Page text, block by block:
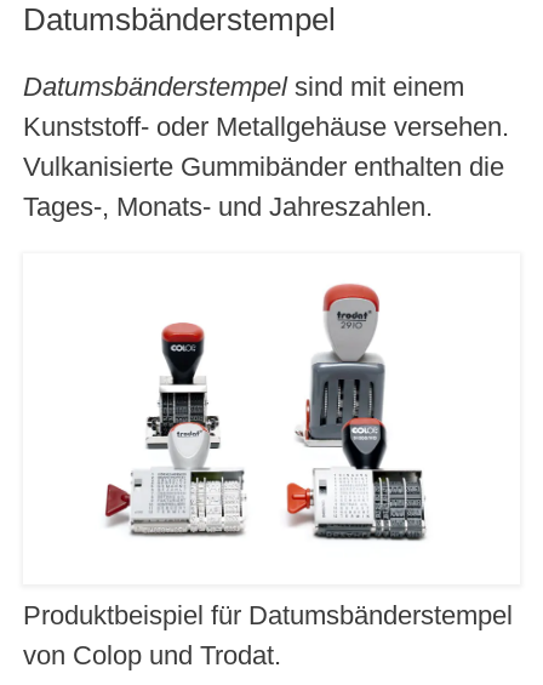
Datumsbänderstempel
Datumsbänderstempelsind mit einem
Kunststoff- oder Metallgehäuse versehen.
Vulkanisierte Gummibänder enthalten die
Tages-, Monats- und Jahreszahlen.
Produktbeispiel für Datumsbänderstempel
von Colop und Trodat.